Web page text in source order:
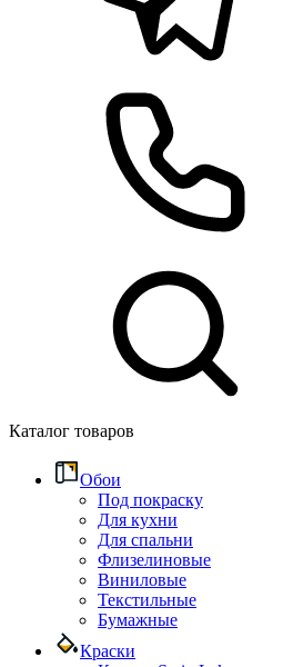
Каталог товаров
Обои
Под покраску
Для кухни
Для спальни
Флизелиновые
Виниловые
Текстильные
Бумажные
Краски